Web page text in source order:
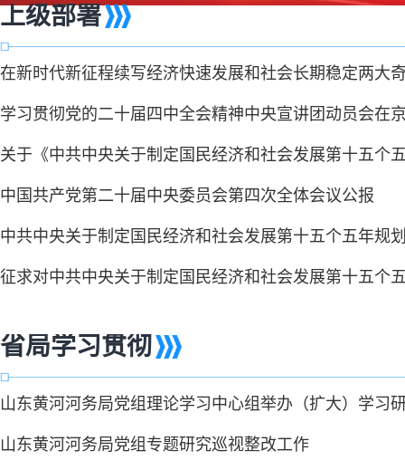
上级部署
在新时代新征程续写经济快速发展和社会长期稳定两
学习贯彻党的二十届四中全会精神中央宣讲团动员会在
关于《中共中央关于制定国民经济和社会发展第十五个
中国共产党第二十届中央委员会第四次全体会议公报
中共中央关于制定国民经济和社会发展第十五个五年规
征求对中共中央关于制定国民经济和社会发展第十五个
省局学习贯彻
山东黄河河务局党组理论学习中心组举办（扩大）学习
山东黄河河务局党组专题研究巡视整改工作